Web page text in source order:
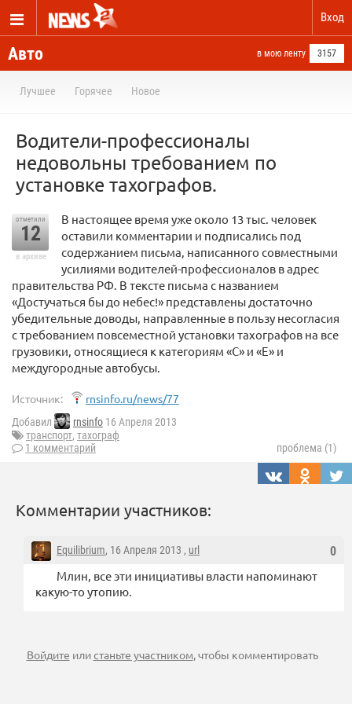
Вход
Авто в мою ленту 3157
Лучшее Горячее Новое
Водители-профессионалы
недовольны требованием по
установке тахографов.
отметили
12
в архиве
В настоящее время уже около 13 тыс. человек
оставили комментарии и подписались под
содержанием письма, написанного совместными
усилиями водителей-профессионалов в адрес
правительства РФ. В тексте письма с названием
«Достучаться бы до небес!» представлены достаточно
убедительные доводы, направленные в пользу несогласия
с требованием повсеместной установки тахографов на все
грузовики, относящиеся к категориям «С» и «Е» и
междугородные автобусы.
Источник: rnsinfo.ru/news/77
Добавил rnsinfo 16 Апреля 2013
транспорт, тахограф
1 комментарий
проблема (1)
Комментарии участников:
0
Equilibrium, 16 Апреля 2013 , url
Млин, все эти инициативы власти напоминают
какую-то утопию.
Войдите илистаньте участником, чтобы комментировать